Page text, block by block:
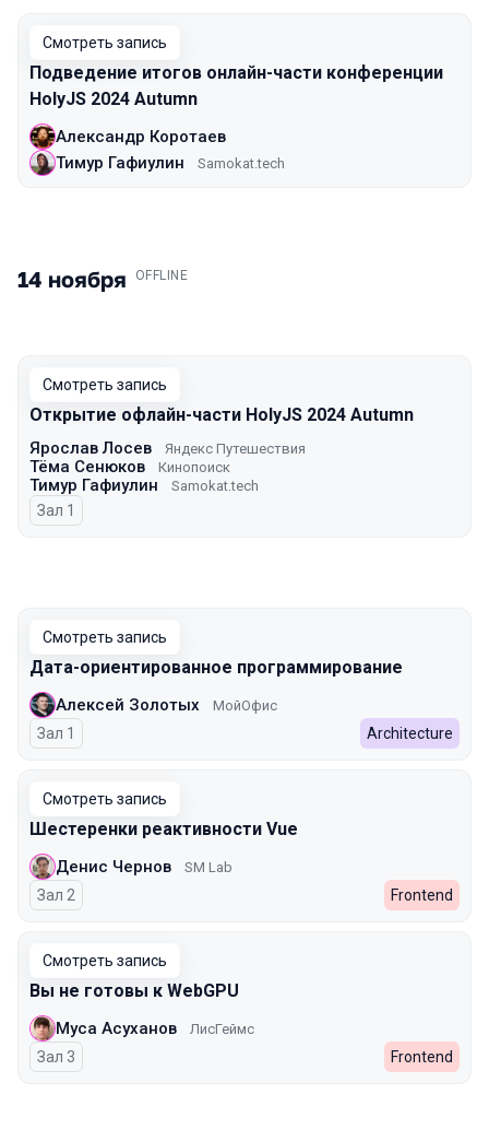
Смотреть запись
Подведение итогов онлайн-части конференции
HolyJS 2024 Autumn
Александр Коротаев
Тимур Гафиулин
Samokat.tech
14 ноября .OFFLINE
Смотреть запись
Открытие офлайн-части HolyJS 2024 Autumn
Ярослав Лосев Яндекс Путешествия
Тёма Сенюков Кинопоиск
Тимур Гафиулин Samokat.tech
Зал 1
Смотреть запись
Дата-ориентированное программирование
Алексей Золотых МойОфис
Зал 1 Architecture
Смотреть запись
Шестеренки реактивности Vue
Денис Чернов SM Lab
Зал 2 Frontend
Смотреть запись
Вы не готовы к WebGPU
Муса Асуханов ЛисГеймс
Зал 3 Frontend